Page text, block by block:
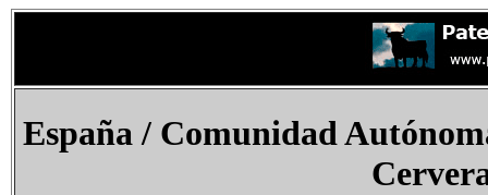
España / Comunidad